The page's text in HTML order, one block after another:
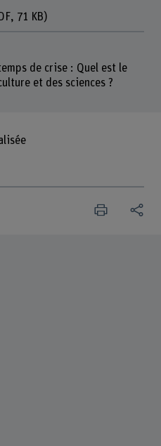
71 KB)
de crise : Quel est le
et des sciences ?